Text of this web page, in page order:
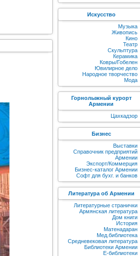
Искусство
Музыка
Живопись
Кино
Театр
Скульптура
Керамика
Ковры/Гобелен
Ювилирное дело
Народное творчество
Мода
Горнолыжный курорт
Армении
Цахкадзор
Бизнес
Выставки
Справочник предприятий
Армении
Экспорт/Коммерция
Бизнес-каталог Армении
Софт для бухг. и банков
Литература об Армении
Литературные странички
Армянская литература
Дом книги
История
Матенадаран
Мед.библиотека
Средневековая литература
Библиотеки Армении
E-библиотеки